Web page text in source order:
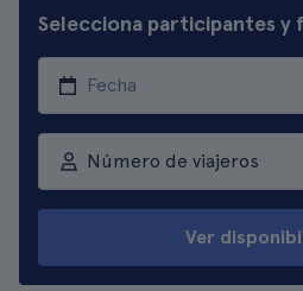
Selecciona participantes y
Número de viajeros
Ver